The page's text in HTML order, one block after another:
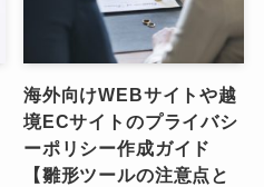
海外向けWEBサイトや越
境ECサイトのプライバシ
ーポリシー作成ガイド
【雛形ツールの注意点と